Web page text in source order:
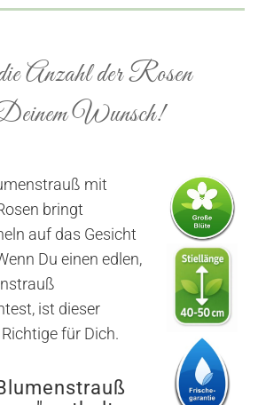
Anzahl der Rosen
Wunsch!
mit
bringt
auf das Gesicht
Du einen edlen,
ist dieser
für Dich.